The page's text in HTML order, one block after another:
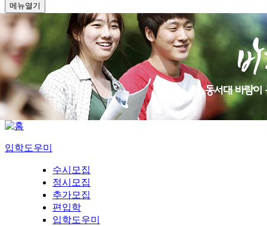
메뉴열기
입학도우미
수시모집
정시모집
추가모집
편입학
입학도우미